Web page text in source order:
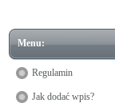
Menu:
Regulamin
Jak dodać wpis?